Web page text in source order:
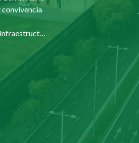
convivencia
Urbanismo vivienda e infraestructuras